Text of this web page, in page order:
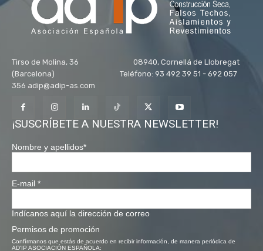
Tirso de Molina, 36 08940, Cornellá de Llobregat
(Barcelona) Teléfono: 93 492 39 51 - 692 057
356 adip@adip-as.com
¡SUSCRÍBETE A NUESTRA NEWSLETTER!
Nombre y apellidos*
E-mail *
Indícanos aquí la dirección de correo
Permisos de promoción
Confírmanos que estás de acuerdo en recibir información, de manera periódica de
AD'IP ASOCIACIÓN ESPAÑOLA: